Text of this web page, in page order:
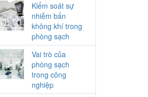
Kiểm soát sự
nhiễm bẩn
không khí trong
phòng sạch
Vai trò của
phòng sạch
trong công
nghiệp